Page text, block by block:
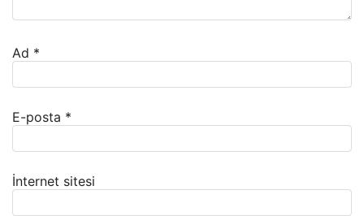
Ad *
E-posta *
İnternet sitesi